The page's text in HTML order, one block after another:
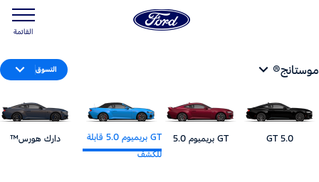
القائمة
موستانج® التسوق
5.0 GT GT بريميوم 5.0
GT بريميوم 5.0 قابلة
للكشف
دارك هورس™